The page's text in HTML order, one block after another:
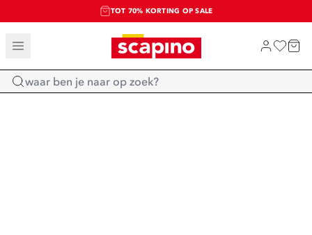
TOT 70% KORTING OP SALE
SALE: LAATSTE KANS!
SHOP NIEUW
Home